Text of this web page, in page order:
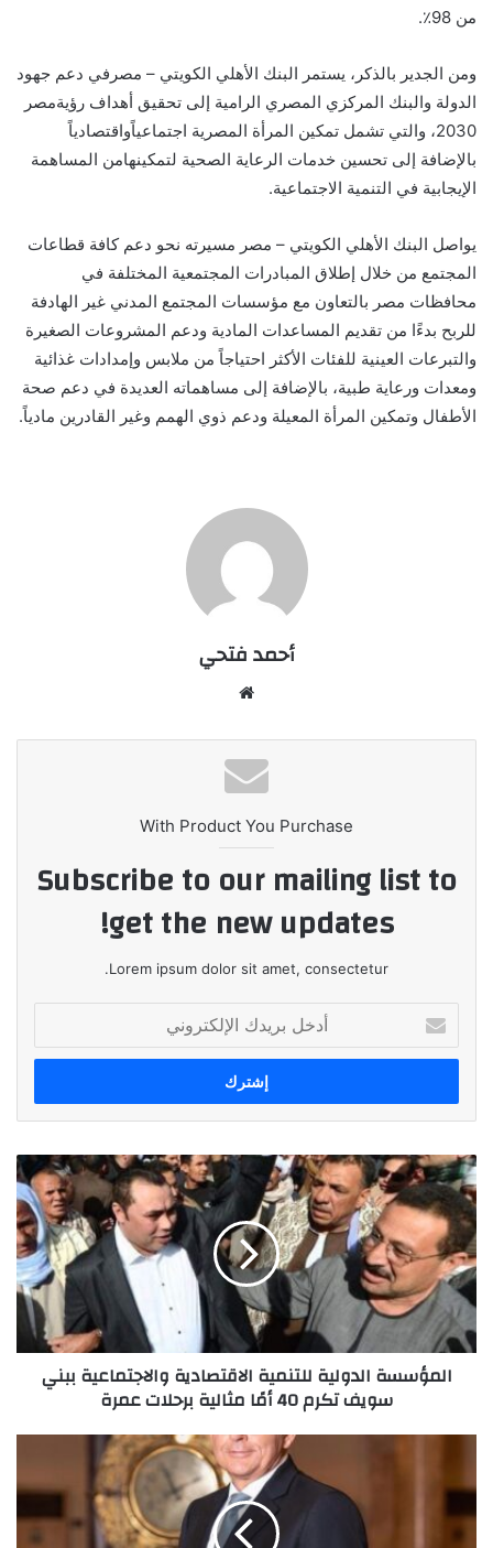
من
ومن الجدير بالذكر، يستمر البنك الأهلي الكويتي – مصر في دعم جهود
الدولة والبنك المركزي المصري الرامية إلى تحقيق أهداف رؤيةمصر
2030، والتي تشمل تمكين المرأة المصرية اجتماعياواقتصاديا
بالإضافة إلى تحسين خدمات الرعاية الصحية لتمكينهامن المساهمة
الإيجابية في التنمية الاجتماعية.
يواصل البنك الأهلي الكويتي – مصر مسيرته نحو دعم كافة قطاعات
المجتمع من خلال إطلاق المبادرات المجتمعية المختلفة في
محافظات مصر بالتعاون مع مؤسسات المجتمع المدني غير الهادفة
للربح بدءا من تقديم المساعدات المادية ودعم المشروعات الصغيرة
والتبرعات العينية للفئات الأكثر احتياجاً من ملابس وإمدادات غذائية
ومعدات ورعاية طبية، بالإضافة إلى مساهماته العديدة في دعم صحة
الأطفال وتمكين المرأة المعيلة ودعم ذوي الهمم وغير القادرين مادياً.
أحمد فتحي
With Product You Purchase
Subscribe to our mailing list to
get the new updates!
Lorem ipsum dolor sit amet, consectetur.
بريدك
الإلكتروني
المؤسسة
الدولية
للتنمية
الاقتصادية
والاجتماعية
ببني
سويف
تكرم
40
المؤسسة الدولية للتنمية الاقتصادية والاجتماعية ببني
سويف تكرم 40 أمًا مثالية برحلات عمرة
العالمية
تصنف